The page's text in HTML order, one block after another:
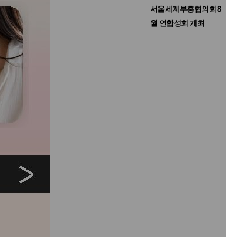
서울세계부흥협의회 8
월 연합성회 개최